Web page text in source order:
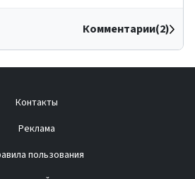
Комментарии(2)
Контакты
Реклама
пользования